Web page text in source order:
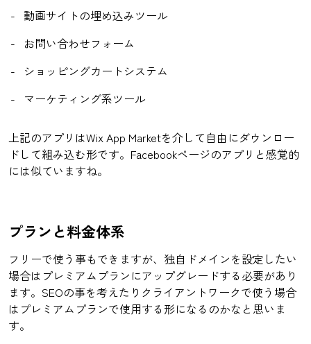
動画サイトの埋め込みツール
お問い合わせフォーム
ショッピングカートシステム
マーケティング系ツール
上記のアプリはWix App Marketを介して自由にダウンロー
ドして組み込む形です。Facebookページのアプリと感覚的
には似ていますね。
プランと料金体系
フリーで使う事もできますが、独自ドメインを設定したい
場合はプレミアムプランにアップグレードする必要があり
ます。SEOの事を考えたりクライアントワークで使う場合
はプレミアムプランで使用する形になるのかなと思いま
す。